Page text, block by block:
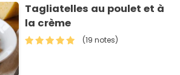
Tagliatelles au poulet et à
la crème
(19 notes)